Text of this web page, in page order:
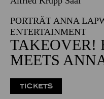
PORTRÄT ANNA
ENTERTAINMENT
TAKEOVER!
MEETS
TICKETS